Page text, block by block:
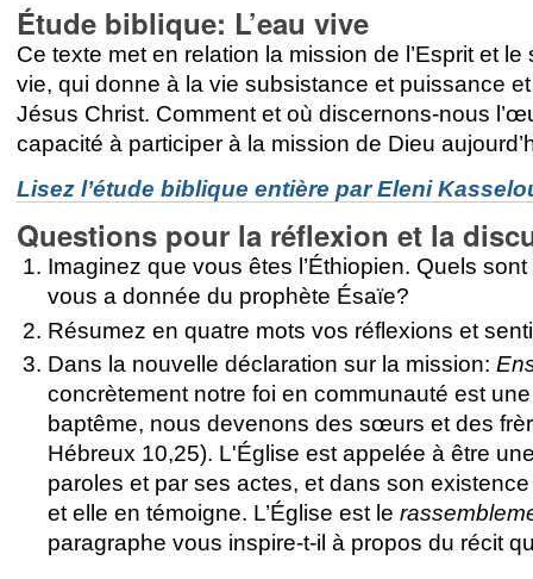
Étude biblique: L’eau vive
Ce texte met en relation la mission de l’Esprit et
vie, qui donne à la vie subsistance et puissance
Jésus Christ. Comment et où discernons-nous
capacité à participer à la mission de Dieu
Lisez l’étude biblique entière parEleni
Questions pour la réflexion et la
Imaginez que vous êtes l’Éthiopien. Quels
vous a donnée du prophète Ésaïe?
Résumez en quatre mots vos réflexions et
Dans la nouvelle déclaration sur la mission:
concrètement notre foi en communauté est
baptême, nous devenons des sœurs et des
Hébreux 10,25). L'Église est appelée à être
paroles et par ses actes, et dans son
et elle en témoigne. L’Église est le
paragraphe vous inspire-t-il à propos du récit